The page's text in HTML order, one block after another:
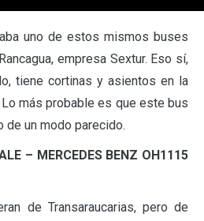
uno de estos mismos buses
empresa Sextur. Eso sí,
tiene cortinas y asientos en la
más probable es que este bus
un modo parecido.
– MERCEDES BENZ OH1115
de Transaraucarias, pero de